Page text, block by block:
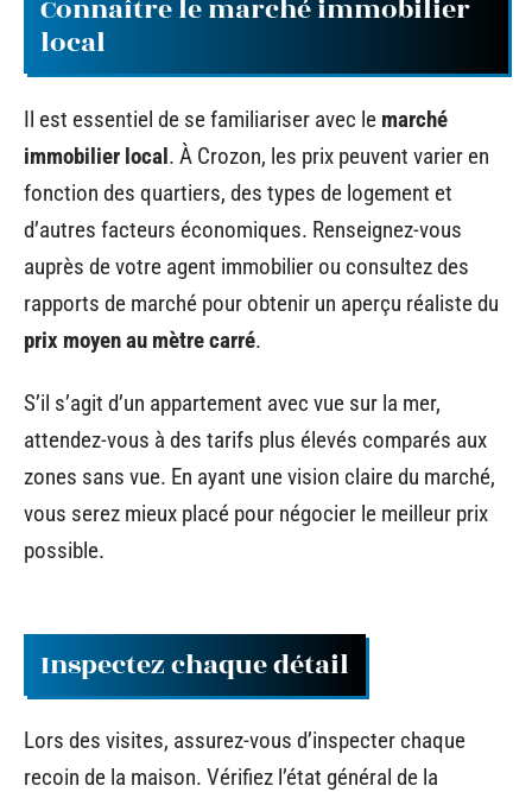
Connaître le marché immobilier
local
Il est essentiel de se familiariser avec le marché
immobilier local. À Crozon, les prix peuvent varier en
fonction des quartiers, des types de logement et
d’autres facteurs économiques. Renseignez-vous
auprès de votre agent immobilier ou consultez des
rapports de marché pour obtenir un aperçu réaliste du
prix moyen au mètre carré.
S’il s’agit d’un appartement avec vue sur la mer,
attendez-vous à des tarifs plus élevés comparés aux
zones sans vue. En ayant une vision claire du marché,
vous serez mieux placé pour négocier le meilleur prix
possible.
Inspectez chaque détail
Lors des visites, assurez-vous d’inspecter chaque
recoin de la maison. Vérifiez l’état général de la